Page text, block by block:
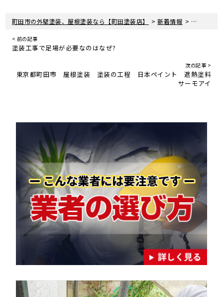
町田市の外壁塗装、屋根塗装なら【町田塗装店】 >新着情報 > お知らせ
< 前の記事
塗装工事で足場が必要なのはなぜ?
次の記事 >
東京都町田市 屋根塗装 塗装の工程 日本ペイント 遮熱塗料
サーモアイ